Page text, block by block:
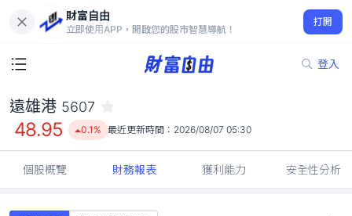
財富自由
立即使用APP，開啟您的股市智慧導航！
打開
登入
48.95
0.1%
遠雄港 5607
48.95 0.1% 最近更新時間： 2026/08/07 05:30
個股概覽 財務報表 獲利能力 安全性分析